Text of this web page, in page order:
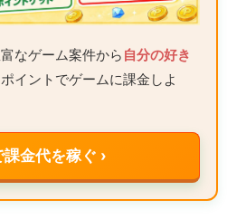
なゲーム案件から 自分の好き
イントでゲームに課金しよ
金代を稼ぐ ›